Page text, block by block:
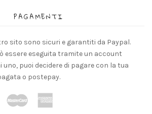
PAGAMENTI
sito sono sicuri e garantiti da Paypal.
essere eseguita tramite un account
uno, puoi decidere di pagare con la tua
o postepay.